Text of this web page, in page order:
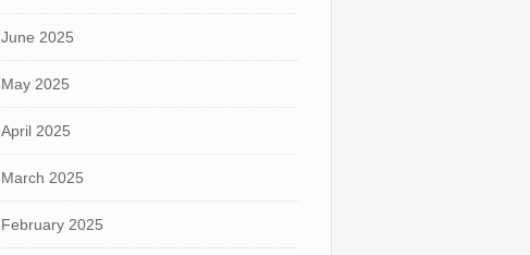
June 2025
May 2025
April 2025
March 2025
February 2025